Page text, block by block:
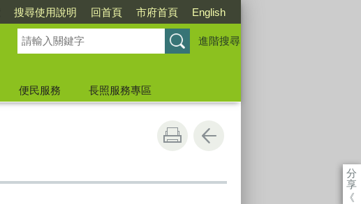
搜尋使用說明 回首頁 市府首頁 English
進階搜尋
便民服務
長照服務專區
分
享
《